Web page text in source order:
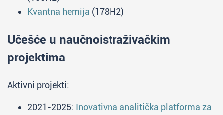
Kvantna hemija (178H2)
Učešće u naučnoistraživačkim
projektima
Aktivni projekti:
2021-2025: Inovativna analitička platforma za